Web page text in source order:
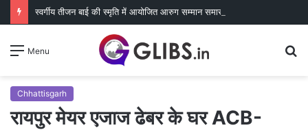
Menu
Chhattisgarh
रायपुर मेयर एजाज ढेबर के घर ACB-